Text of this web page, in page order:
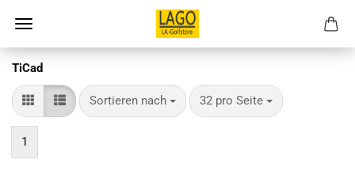
TiCad
Sortieren nach
Sortieren nach 32 pro Seite
pro Seite
1